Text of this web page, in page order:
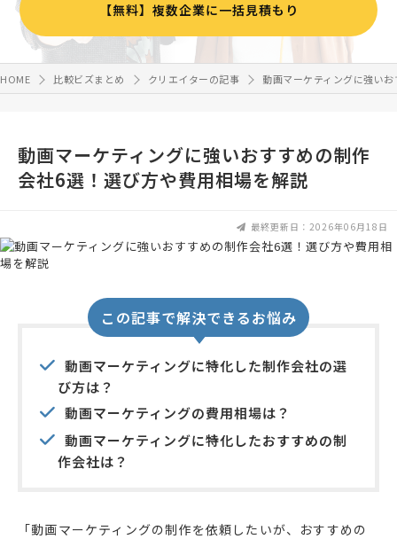
【無料】複数企業に一括見積もり
HOME 比較ビズまとめ クリエイターの記事 動画マーケティングに強い
動画マーケティングに強いおすすめの制作
会社6選！選び方や費用相場を解説
最終更新日：2026年06月18日
この記事で解決できるお悩み
動画マーケティングに特化した制作会社の選
び方は？
動画マーケティングの費用相場は？
動画マーケティングに特化したおすすめの制
作会社は？
「動画マーケティングの制作を依頼したいが、おすすめの